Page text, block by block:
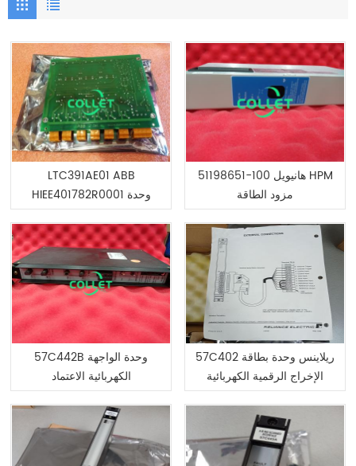
LTC391AE01 ABB
HIEE401782R0001 وحدة
واجهة الجهد العالي
51198651-100 هانيويل HPM
مزود الطاقة
57C442B وحدة الواجهة
الكهربائية الاعتماد
57C402 ريلاينس وحدة بطاقة
الإخراج الرقمية الكهربائية